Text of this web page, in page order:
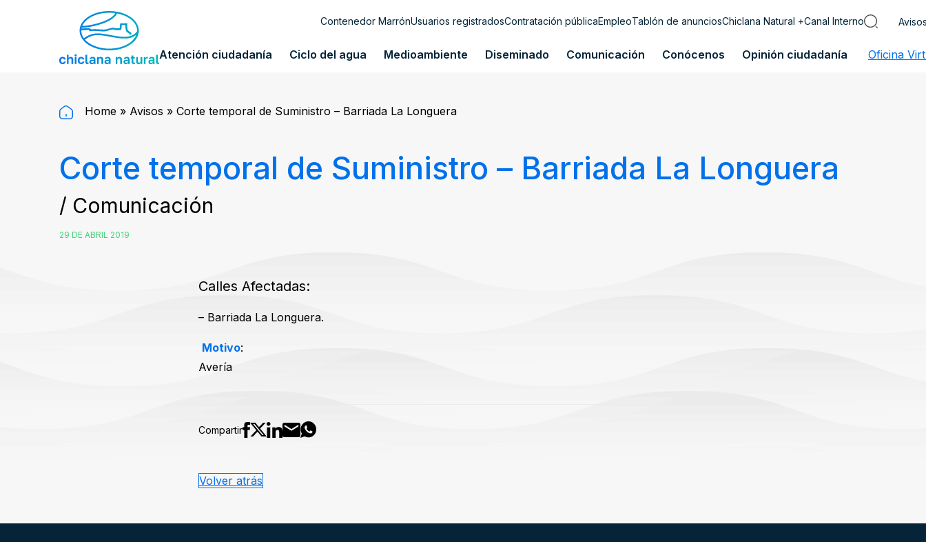
Contenedor MarrónUsuarios registradosContratación públicaEmpleoTablón de anunciosChiclana Natural +Canal Interno
Atención ciudadanía Ciclo del agua Medioambiente Diseminado Comunicación Conócenos Opinión ciudadanía Oficina
Home » Avisos » Corte temporal de Suministro – Barriada La Longuera
Corte temporal de Suministro – Barriada La Longuera
/ Comunicación
29 DE ABRIL 2019
Calles Afectadas:
– Barriada La Longuera.
Motivo:
Avería
Compartir
Volver atrás